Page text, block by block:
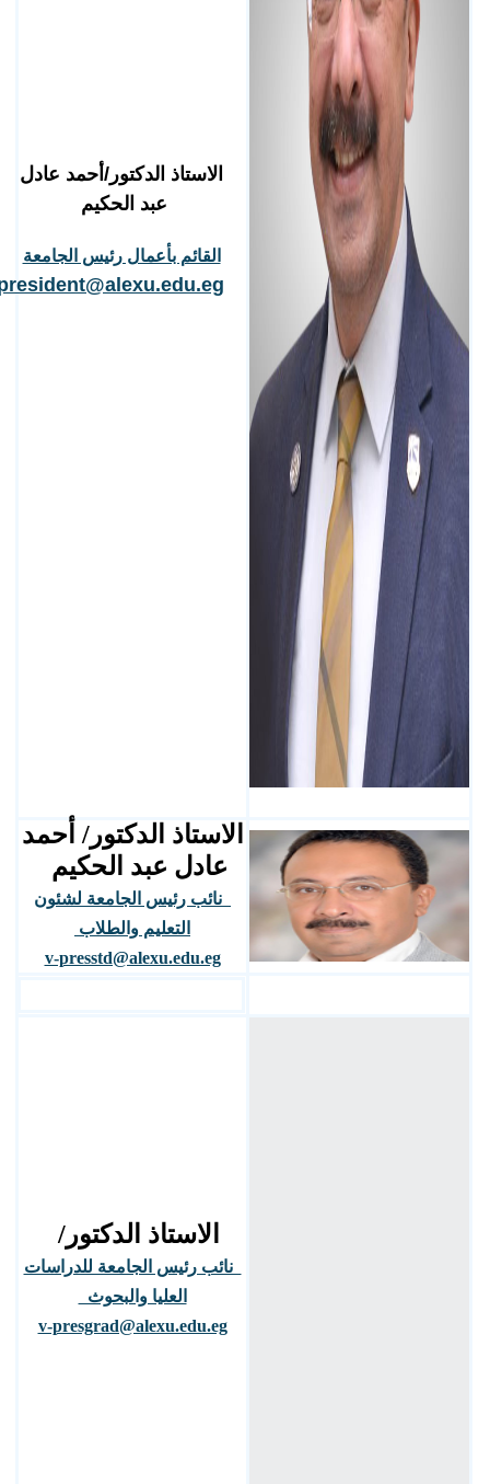
الاستاذ الدكتور/أحمد عادل
عبد الحكيم
القائم بأعمال رئيس الجامعة
president@alexu.edu.eg
الاستاذ الدكتور/ أحمد
عادل عبد الحكيم
نائب رئيس الجامعة لشئون
التعليم والطلاب
v-presstd@alexu.edu.eg
الاستاذ الدكتور/
نائب رئيس الجامعة للدراسات
العليا والبحوث
v-presgrad@alexu.edu.eg